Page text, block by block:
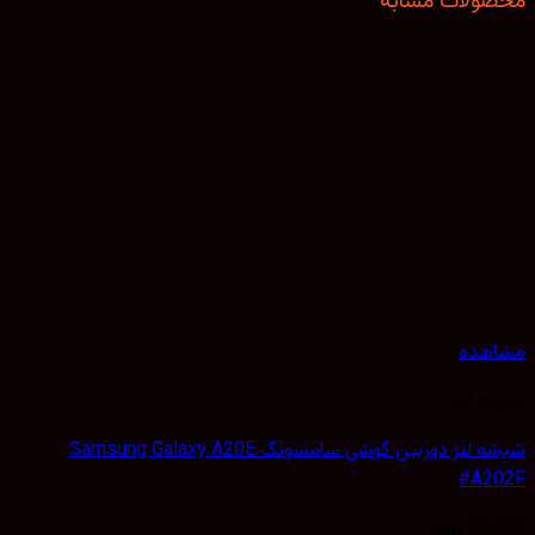
شیشه لنز دوربین گوشی سامسونگ Samsung Galaxy A20E